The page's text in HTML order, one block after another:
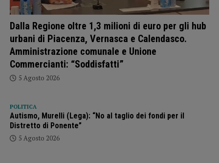
Dalla Regione oltre 1,3 milioni di euro per gli hub
urbani di Piacenza, Vernasca e Calendasco.
Amministrazione comunale e Unione
Commercianti: “Soddisfatti”
5 Agosto 2026
POLITICA
Autismo, Murelli (Lega): “No al taglio dei fondi per il
Distretto di Ponente”
5 Agosto 2026